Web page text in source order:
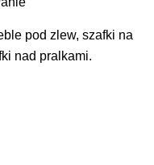
pod zlew, szafki na
nad pralkami.